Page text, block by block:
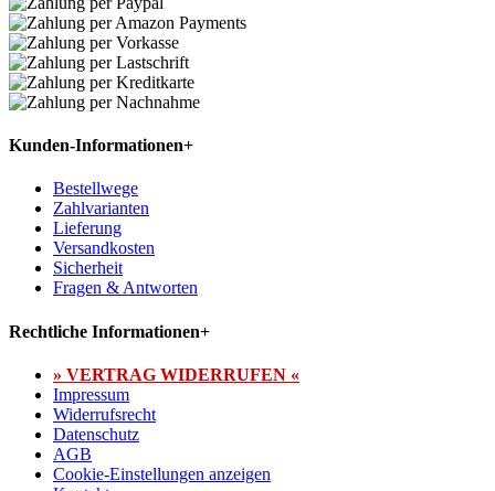
Kunden-Informationen+
Bestellwege
Zahlvarianten
Lieferung
Versandkosten
Sicherheit
Fragen & Antworten
Rechtliche Informationen+
» VERTRAG WIDERRUFEN «
Impressum
Widerrufsrecht
Datenschutz
AGB
Cookie-Einstellungen anzeigen